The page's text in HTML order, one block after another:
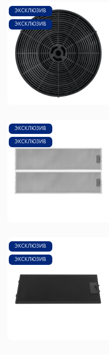
ЭКСКЛЮЗИВ
ЭКСКЛЮЗИВ
ЭКСКЛЮЗИВ
ЭКСКЛЮЗИВ
ЭКСКЛЮЗИВ
ЭКСКЛЮЗИВ